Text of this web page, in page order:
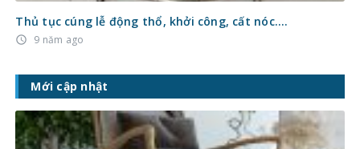
Thủ tục cúng lễ động thổ, khởi công, cất nóc….
access_time 9 năm ago
Mới cập nhật